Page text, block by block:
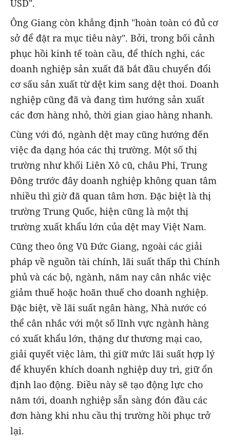
USD".
Ông Giang còn khẳng định "hoàn toàn có đủ cơ
sở để đặt ra mục tiêu này". Bởi, trong bối cảnh
phục hồi kinh tế toàn cầu, để thích nghi, các
doanh nghiệp sản xuất đã bắt đầu chuyển đổi
cơ sấu sản xuất từ dệt kim sang dệt thoi. Doanh
nghiệp cũng đã và đang tìm hướng sản xuất
các đơn hàng nhỏ, thời gian giao hàng nhanh.
Cùng với đó, ngành dệt may cũng hướng đến
việc đa dạng hóa các thị trường. Một số thị
trường như khối Liên Xô cũ, châu Phi, Trung
Đông trước đây doanh nghiệp không quan tâm
nhiều thì giờ đã quan tâm hơn. Đặc biệt là thị
trường Trung Quốc, hiện cũng là một thị
trường xuất khẩu lớn của dệt may Việt Nam.
Cũng theo ông Vũ Đức Giang, ngoài các giải
pháp về nguồn tài chính, lãi suất thấp thì Chính
phủ và các bộ, ngành, năm nay cân nhắc việc
giảm thuế hoặc hoãn thuế cho doanh nghiệp.
Đặc biệt, về lãi suất ngân hàng, Nhà nước có
thể cân nhắc với một số lĩnh vực ngành hàng
có xuất khẩu lớn, thặng dư thương mại cao,
giải quyết việc làm, thì giữ mức lãi suất hợp lý
để khuyến khích doanh nghiệp duy trì, giữ ổn
định lao động. Điều này sẽ tạo động lực cho
năm tới, doanh nghiệp sẵn sàng đón đầu các
đơn hàng khi nhu cầu thị trường hồi phục trở
lại.